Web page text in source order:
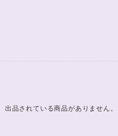
出品されている商品がありません。